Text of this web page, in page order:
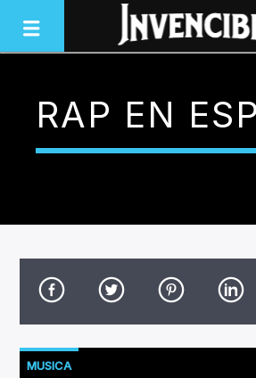
INVENCIBLE
JUNTOS SOMOS
RAP EN
MUSICA